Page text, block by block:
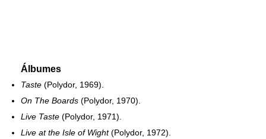
Álbumes
Taste (Polydor, 1969).
On The Boards (Polydor, 1970).
Live Taste (Polydor, 1971).
Live at the Isle of Wight(Polydor, 1972).